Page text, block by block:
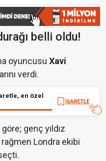
belli oldu!
oyuncusu Xavi
verdi.
en özel
İŞARETLE
genç yıldız
Londra ekibi